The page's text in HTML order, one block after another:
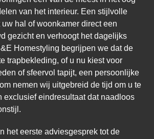
van het interieur. Een stijlvolle
hal of woonkamer direct een
gezicht en verhoogt het dagelijks
Homestyling begrijpen we dat de
trapbekleding, of u nu kiest voor
of sfeervol tapijt, een persoonlijke
nemen wij uitgebreid de tijd om u te
exclusief eindresultaat dat naadloos
het eerste adviesgesprek tot de